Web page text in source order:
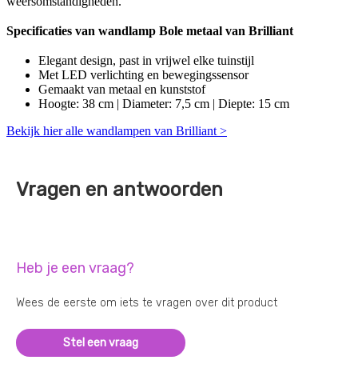
Specificaties van wandlamp Bole metaal van Brilliant
Elegant design, past in vrijwel elke tuinstijl
Met LED verlichting en bewegingssensor
Gemaakt van metaal en kunststof
Hoogte: 38 cm | Diameter: 7,5 cm | Diepte: 15 cm
Bekijk hier alle wandlampen van Brilliant >
Vragen en antwoorden
Heb je een vraag?
Wees de eerste om iets te vragen over dit product
Stel een vraag